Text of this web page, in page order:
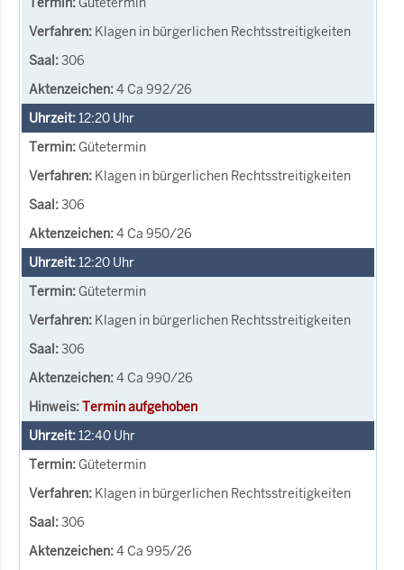
Klagen in bürgerlichen Rechtsstreitigkeiten
306
4 Ca 992/26
12:20 Uhr
Gütetermin
Klagen in bürgerlichen Rechtsstreitigkeiten
306
4 Ca 950/26
12:20 Uhr
Gütetermin
Klagen in bürgerlichen Rechtsstreitigkeiten
306
4 Ca 990/26
Termin aufgehoben
12:40 Uhr
Gütetermin
Klagen in bürgerlichen Rechtsstreitigkeiten
306
4 Ca 995/26